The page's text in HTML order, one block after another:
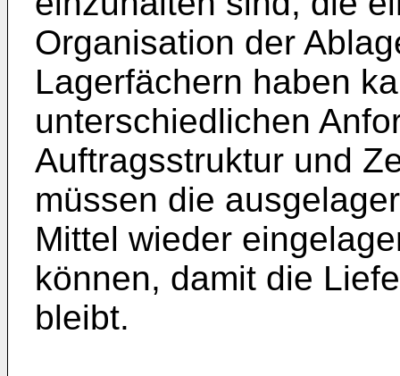
Organisation der
Lagerfächern haben
unterschiedlichen
Auftragsstruktur und
müssen die
Mittel wieder
können, damit die
bleibt.